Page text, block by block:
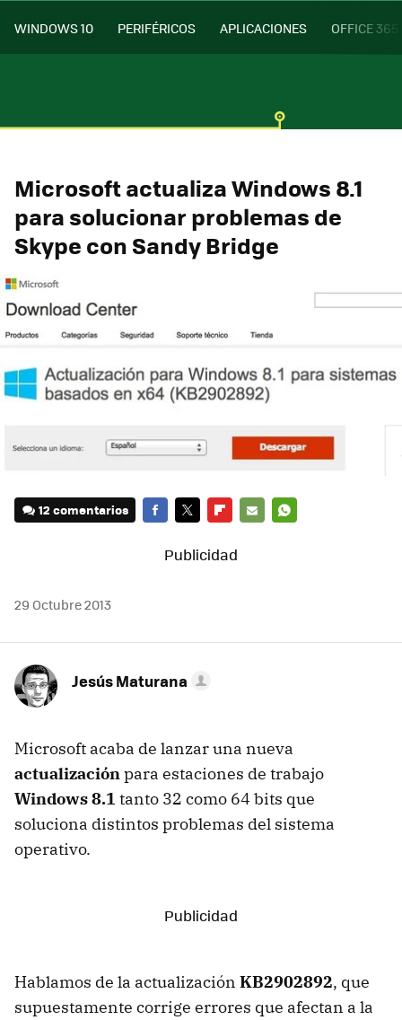
WINDOWS 10 PERIFÉRICOS APLICACIONES OFFICE 365
Microsoft actualiza Windows 8.1
para solucionar problemas de
Skype con Sandy Bridge
12 comentarios
29 Octubre 2013
Jesús Maturana
Microsoft acaba de lanzar una nueva
actualizaciónpara estaciones de trabajo
Windows 8.1 tanto 32 como 64 bits que
soluciona distintos problemas del sistema
operativo.
Hablamos de la actualización KB2902892, que
supuestamente corrige errores que afectan a la